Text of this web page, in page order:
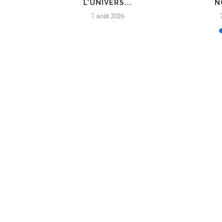
L’UNIVERS...
7 août 2026